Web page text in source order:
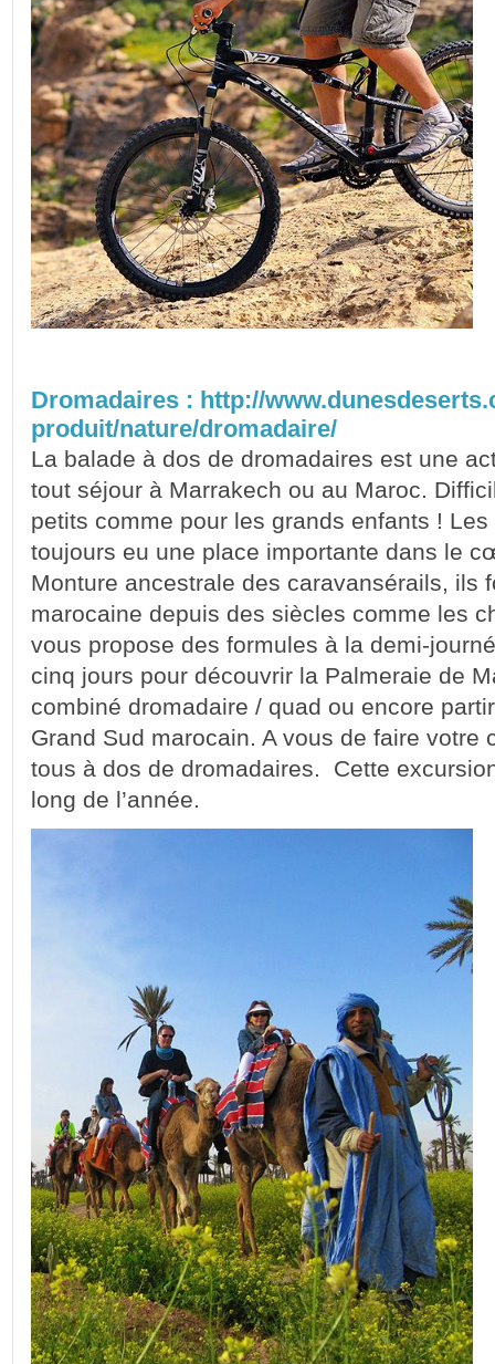
Dromadaires : http://
produit/nature/dromadaire/
La balade à dos de dromadaires est une
tout séjour à Marrakech ou au Maroc.
petits comme pour les grands enfants !
toujours eu une place importante dans le
Monture ancestrale des caravansérails, ils
marocaine depuis des siècles comme les
vous propose des formules à la demi-
cinq jours pour découvrir la Palmeraie de
combiné dromadaire / quad ou encore
Grand Sud marocain. A vous de faire votre
tous à dos de dromadaires. Cette
long de l’année.